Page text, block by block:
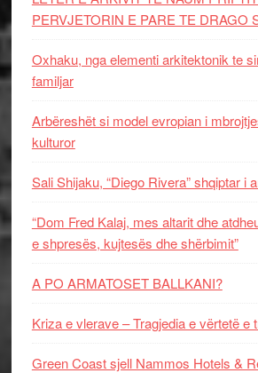
PERVJETORIN E PARE TE DRAGO
Oxhaku, nga elementi arkitektonik te
familjar
Arbëreshët si model evropian i
kulturor
Sali Shijaku, “Diego Rivera” shqiptar i
“Dom Fred Kalaj, mes altarit dhe
e shpresës, kujtesës dhe shërbimit”
A PO ARMATOSET BALLKANI?
Kriza e vlerave – Tragjedia e vërtetë e
Green Coast sjell Nammos Hotels &